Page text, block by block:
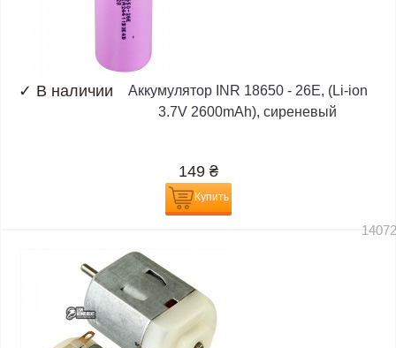
✓ В наличии
Аккумулятор INR 18650 - 26E, (Li-ion
3.7V 2600mAh), сиреневый
149 ₴
Купить